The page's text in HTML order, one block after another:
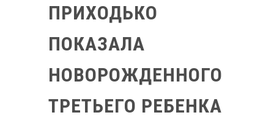
ПРИХОДЬКО
ПОКАЗАЛА
НОВОРОЖДЕННОГО
ТРЕТЬЕГО РЕБЕНКА